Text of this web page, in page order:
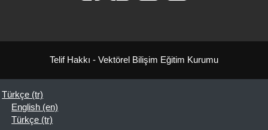
Telif Hakkı - Vektörel Bilişim Eğitim Kurumu
Türkçe ‎(tr)‎
English ‎(en)‎
Türkçe ‎(tr)‎